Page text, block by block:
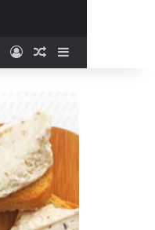
AccesoPublicación al